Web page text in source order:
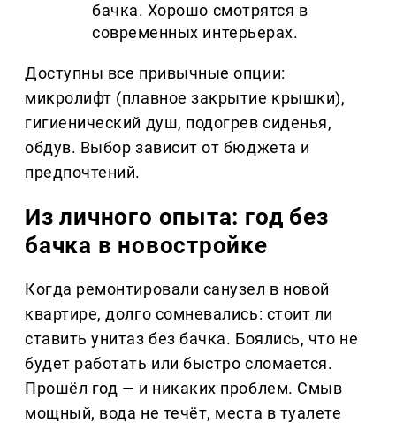
бачка. Хорошо смотрятся в
современных интерьерах.
Доступны все привычные опции:
микролифт (плавное закрытие крышки),
гигиенический душ, подогрев сиденья,
обдув. Выбор зависит от бюджета и
предпочтений.
Из личного опыта: год без
бачка в новостройке
Когда ремонтировали санузел в новой
квартире, долго сомневались: стоит ли
ставить унитаз без бачка. Боялись, что не
будет работать или быстро сломается.
Прошёл год — и никаких проблем. Смыв
мощный, вода не течёт, места в туалете